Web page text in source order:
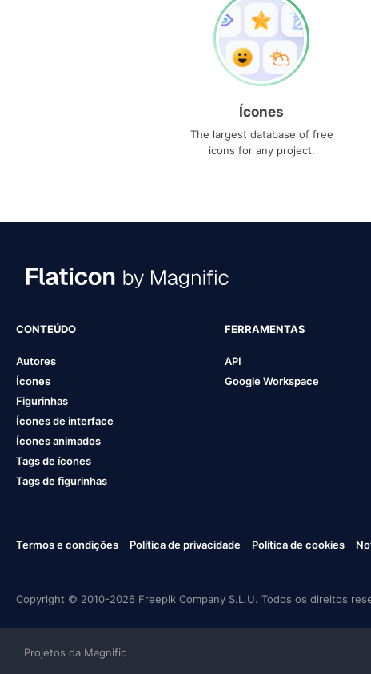
Ícones
The largest database of free
icons for any project.
CONTEÚDO
Autores
Ícones
Figurinhas
Ícones de interface
Ícones animados
Tags de ícones
Tags de figurinhas
FERRAMENTAS
API
Google Workspace
Termos e condições Política de privacidade Política de cookies
Copyright © 2010-2026 Freepik Company S.L.U. Todos os direitos
Projetos da Magnific